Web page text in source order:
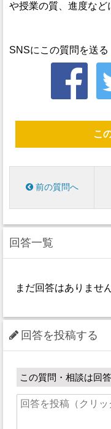
や授業の質、進度など
SNSにこの質問を送る
こ
前の質問へ
回答一覧
まだ回答はありませ
回答を投稿する
この質問・相談は回